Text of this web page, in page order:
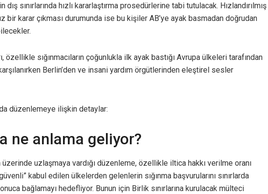
dış sınırlarında hızlı kararlaştırma prosedürlerine tabi tutulacak. Hızlandırılmış
bir karar çıkması durumunda ise bu kişiler AB’ye ayak basmadan doğrudan
özellikle sığınmacıların çoğunlukla ilk ayak bastığı Avrupa ülkeleri tarafından
Berlin’den ve insani yardım örgütlerinden eleştirel sesler
düzenlemeye ilişkin detaylar:
ne anlama geliyor?
üzerinde uzlaşmaya vardığı düzenleme, özellikle iltica hakkı verilme oranı
kabul edilen ülkelerden gelenlerin sığınma başvurularını sınırlarda
bağlamayı hedefliyor. Bunun için Birlik sınırlarına kurulacak mülteci